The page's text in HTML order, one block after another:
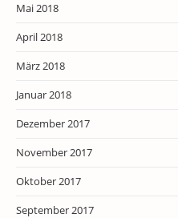
Mai 2018
April 2018
März 2018
Januar 2018
Dezember 2017
November 2017
Oktober 2017
September 2017